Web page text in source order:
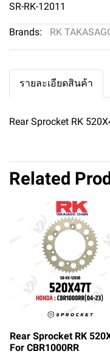
SR-RK-12011
Brands: RK
รายละเอียดสินค้า
Rear Sprocket RK
Related
Rear Sprocket RK
For CBR1000RR